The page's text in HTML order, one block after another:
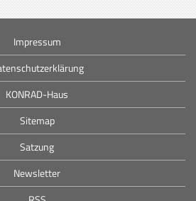
Impressum
KONRAD-Haus
Sitemap
Satzung
Newsletter